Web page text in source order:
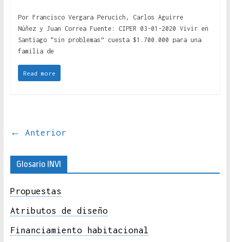
Por Francisco Vergara Perucich, Carlos Aguirre
Núñez y Juan Correa Fuente: CIPER 03-01-2020 Vivir en
Santiago “sin problemas” cuesta $1.700.000 para una
familia de
Read more
← Anterior
Glosario INVI
Propuestas
Atributos de diseño
Financiamiento habitacional